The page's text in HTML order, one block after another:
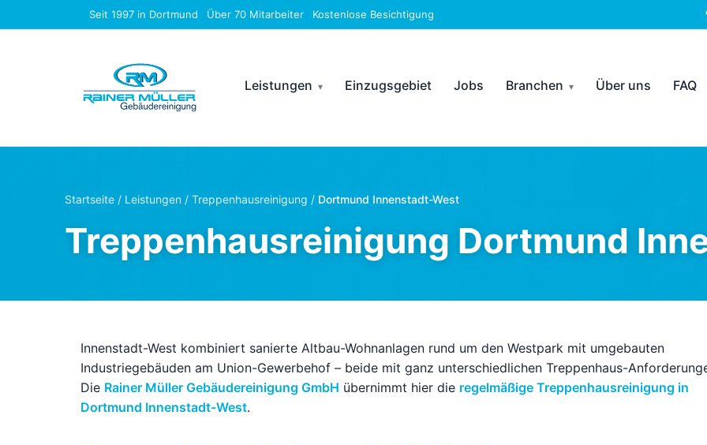
Seit 1997 in Dortmund Über 70 Mitarbeiter Kostenlose Besichtigung
Leistungen Einzugsgebiet Jobs Branchen Über uns FAQ
Startseite / Leistungen / Treppenhausreinigung / Dortmund Innenstadt-West
Treppenhausreinigung Dortmund
Innenstadt-West kombiniert sanierte Altbau-Wohnanlagen rund um den Westpark mit umgebauten
Industriegebäuden am Union-Gewerbehof – beide mit ganz unterschiedlichen Treppenhaus-
Die Rainer Müller Gebäudereinigung GmbH übernimmt hier die regelmäßige Treppenhausreinigung in
Dortmund Innenstadt-West.